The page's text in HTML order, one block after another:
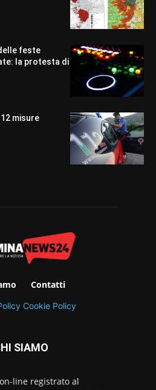
feste
la protesta di
misure
Contatti
Cookie Policy
SIAMO
line registrato al